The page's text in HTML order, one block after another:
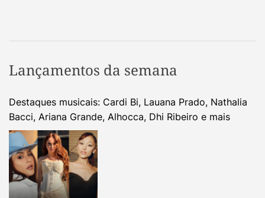
Lançamentos da semana
Destaques musicais: Cardi Bi, Lauana Prado, Nathalia
Bacci, Ariana Grande, Alhocca, Dhi Ribeiro e mais